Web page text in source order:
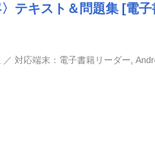
テキスト＆問題集 [電子
対応端末：電子書籍リーダー,